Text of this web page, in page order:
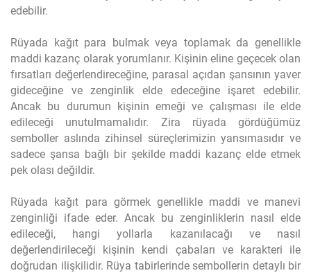
edebilir.
Rüyada kağıt para bulmak veya toplamak da genellikle
maddi kazanç olarak yorumlanır. Kişinin eline geçecek olan
fırsatları değerlendireceğine, parasal açıdan şansının yaver
gideceğine ve zenginlik elde edeceğine işaret edebilir.
Ancak bu durumun kişinin emeği ve çalışması ile elde
edileceği unutulmamalıdır. Zira rüyada gördüğümüz
semboller aslında zihinsel süreçlerimizin yansımasıdır ve
sadece şansa bağlı bir şekilde maddi kazanç elde etmek
pek olası değildir.
Rüyada kağıt para görmek genellikle maddi ve manevi
zenginliği ifade eder. Ancak bu zenginliklerin nasıl elde
edileceği, hangi yollarla kazanılacağı ve nasıl
değerlendirileceği kişinin kendi çabaları ve karakteri ile
doğrudan ilişkilidir. Rüya tabirlerinde sembollerin detaylı bir